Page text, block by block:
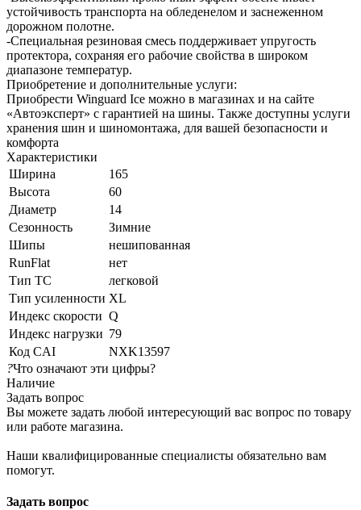
устойчивость транспорта на обледенелом и заснеженном
дорожном полотне.
-Специальная резиновая смесь поддерживает упругость
протектора, сохраняя его рабочие свойства в широком
диапазоне температур.
Приобретение и дополнительные услуги:
Приобрести Winguard Ice можно в магазинах и на сайте
«Автоэксперт» с гарантией на шины. Также доступны услуги
хранения шин и шиномонтажа, для вашей безопасности и
комфорта
Характеристики
Ширина
165
Высота
60
Диаметр
14
Сезонность
Зимние
Шипы
нешипованная
RunFlat
нет
Тип ТС
легковой
Тип усиленности XL
Индекс скорости Q
Индекс нагрузки 79
Код CAI
NXK13597
?Что означают эти цифры?
Наличие
Задать вопрос
Вы можете задать любой интересующий вас вопрос по товару
или работе магазина.
Наши квалифицированные специалисты обязательно вам
помогут.
Задать вопрос